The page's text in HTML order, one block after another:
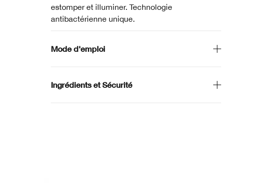
estomper et illuminer. Technologie
antibactérienne unique.
Mode d'emploi
Ingrédients et Sécurité